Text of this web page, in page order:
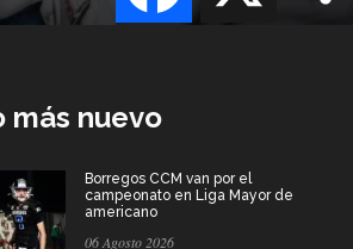
más nuevo
Borregos CCM van por el
campeonato en Liga Mayor de
americano
06 Agosto 2026